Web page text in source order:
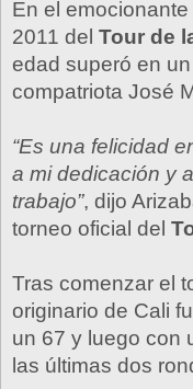
En el
2011 del Tour de
edad superó en
compatriota José
“Es una felicidad
a mi dedicación y
trabajo”, dijo
torneo oficial del
Tras comenzar el
originario de Cali
un 67 y luego con
las últimas dos